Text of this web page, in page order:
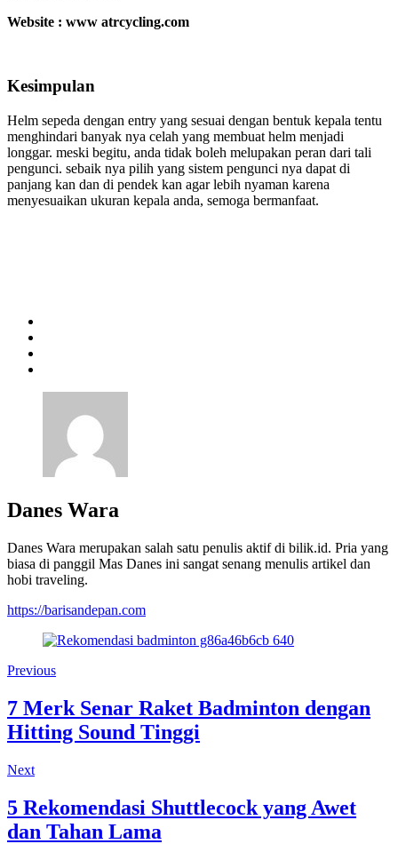
Website : www atrcycling.com
Kesimpulan
Helm sepeda dengan entry yang sesuai dengan bentuk kepala tentu
menghindari banyak nya celah yang membuat helm menjadi
longgar. meski begitu, anda tidak boleh melupakan peran dari tali
pengunci. sebaik nya pilih yang sistem pengunci nya dapat di
panjang kan dan di pendek kan agar lebih nyaman karena
menyesuaikan ukuran kepala anda, semoga bermanfaat.
Danes Wara
Danes Wara merupakan salah satu penulis aktif di bilik.id. Pria yang
biasa di panggil Mas Danes ini sangat senang menulis artikel dan
hobi traveling.
https://barisandepan.com
Previous
7 Merk Senar Raket Badminton dengan
Hitting Sound Tinggi
Next
5 Rekomendasi Shuttlecock yang Awet
dan Tahan Lama